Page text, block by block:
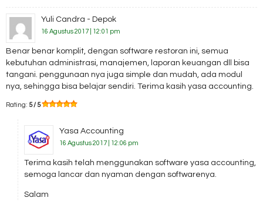
Yuli Candra - Depok
16 Agustus 2017 | 12:01 pm
Benar benar komplit, dengan software restoran ini, semua
kebutuhan administrasi, manajemen, laporan keuangan dll bisa
tangani. penggunaan nya juga simple dan mudah, ada modul
nya, sehingga bisa belajar sendiri. Terima kasih yasa accounting.
Rating: 5 / 5
Yasa Accounting
16 Agustus 2017 | 12:06 pm
Terima kasih telah menggunakan software yasa accounting,
semoga lancar dan nyaman dengan softwarenya.
Salam